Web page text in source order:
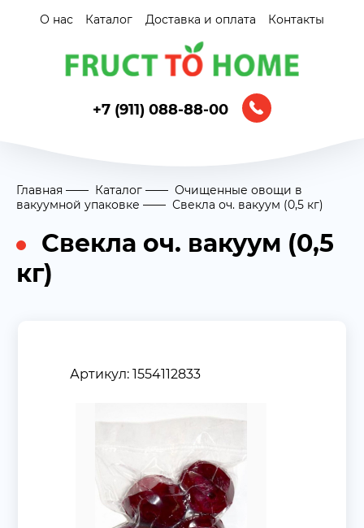
О нас Каталог Доставка и оплата Контакты
+7 (911) 088-88-00
Главная Каталог
Очищенные овощи в
вакуумной упаковке
Свекла оч. вакуум (0,5 кг)
Свекла оч. вакуум (0,5
кг)
Артикул: 1554112833